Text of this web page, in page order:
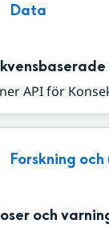
Data
API för
Forskning
och